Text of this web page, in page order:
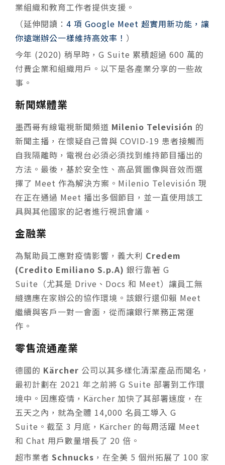
業組織和教育工作者提供支援。
（延伸閱讀： 4 項 Google Meet 超實用新功能，讓
你遠端辦公一樣維持高效率！ ）
今年 (2020) 稍早時，G Suite 累積超過 600 萬的
付費企業和組織用戶。以下是各產業分享的一些故
事。
新聞媒體業
墨西哥有線電視新聞頻道 Milenio Televisión 的
新聞主播，在懷疑自己曾與 COVID-19 患者接觸而
自我隔離時，電視台必須必須找到維持節目播出的
方法。最後，基於安全性、高品質圖像與音效而選
擇了 Meet 作為解決方案。Milenio Televisión 現
在正在通過 Meet 播出多個節目，並一直使用該工
具與其他國家的記者進行視訊會議。
金融業
為幫助員工應對疫情影響，義大利 Credem
(Credito Emiliano S.p.A) 銀行靠著 G
Suite（尤其是 Drive、Docs 和 Meet）讓員工無
縫適應在家辦公的協作環境。該銀行還仰賴 Meet
繼續與客戶一對一會面，從而讓銀行業務正常運
作。
零售流通產業
德國的 Kärcher 公司以其多樣化清潔產品而聞名，
最初計劃在 2021 年之前將 G Suite 部署到工作環
境中。因應疫情，Kärcher 加快了其部署速度，在
五天之內，就為全體 14,000 名員工導入 G
Suite。截至 3 月底，Kärcher 的每周活躍 Meet
和 Chat 用戶數量增長了 20 倍。
超市業者 Schnucks ，在全美 5 個州拓展了 100 家